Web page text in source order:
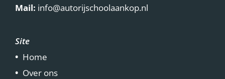
Mail: info@autorijschoolaankop.nl
Site
Home
Over ons